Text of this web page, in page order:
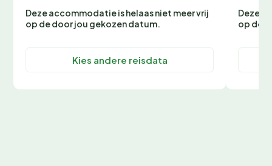
Deze accommodatie is helaas niet meer vrij
op de door jou gekozen datum.
Kies andere reisdata
Deze
op de